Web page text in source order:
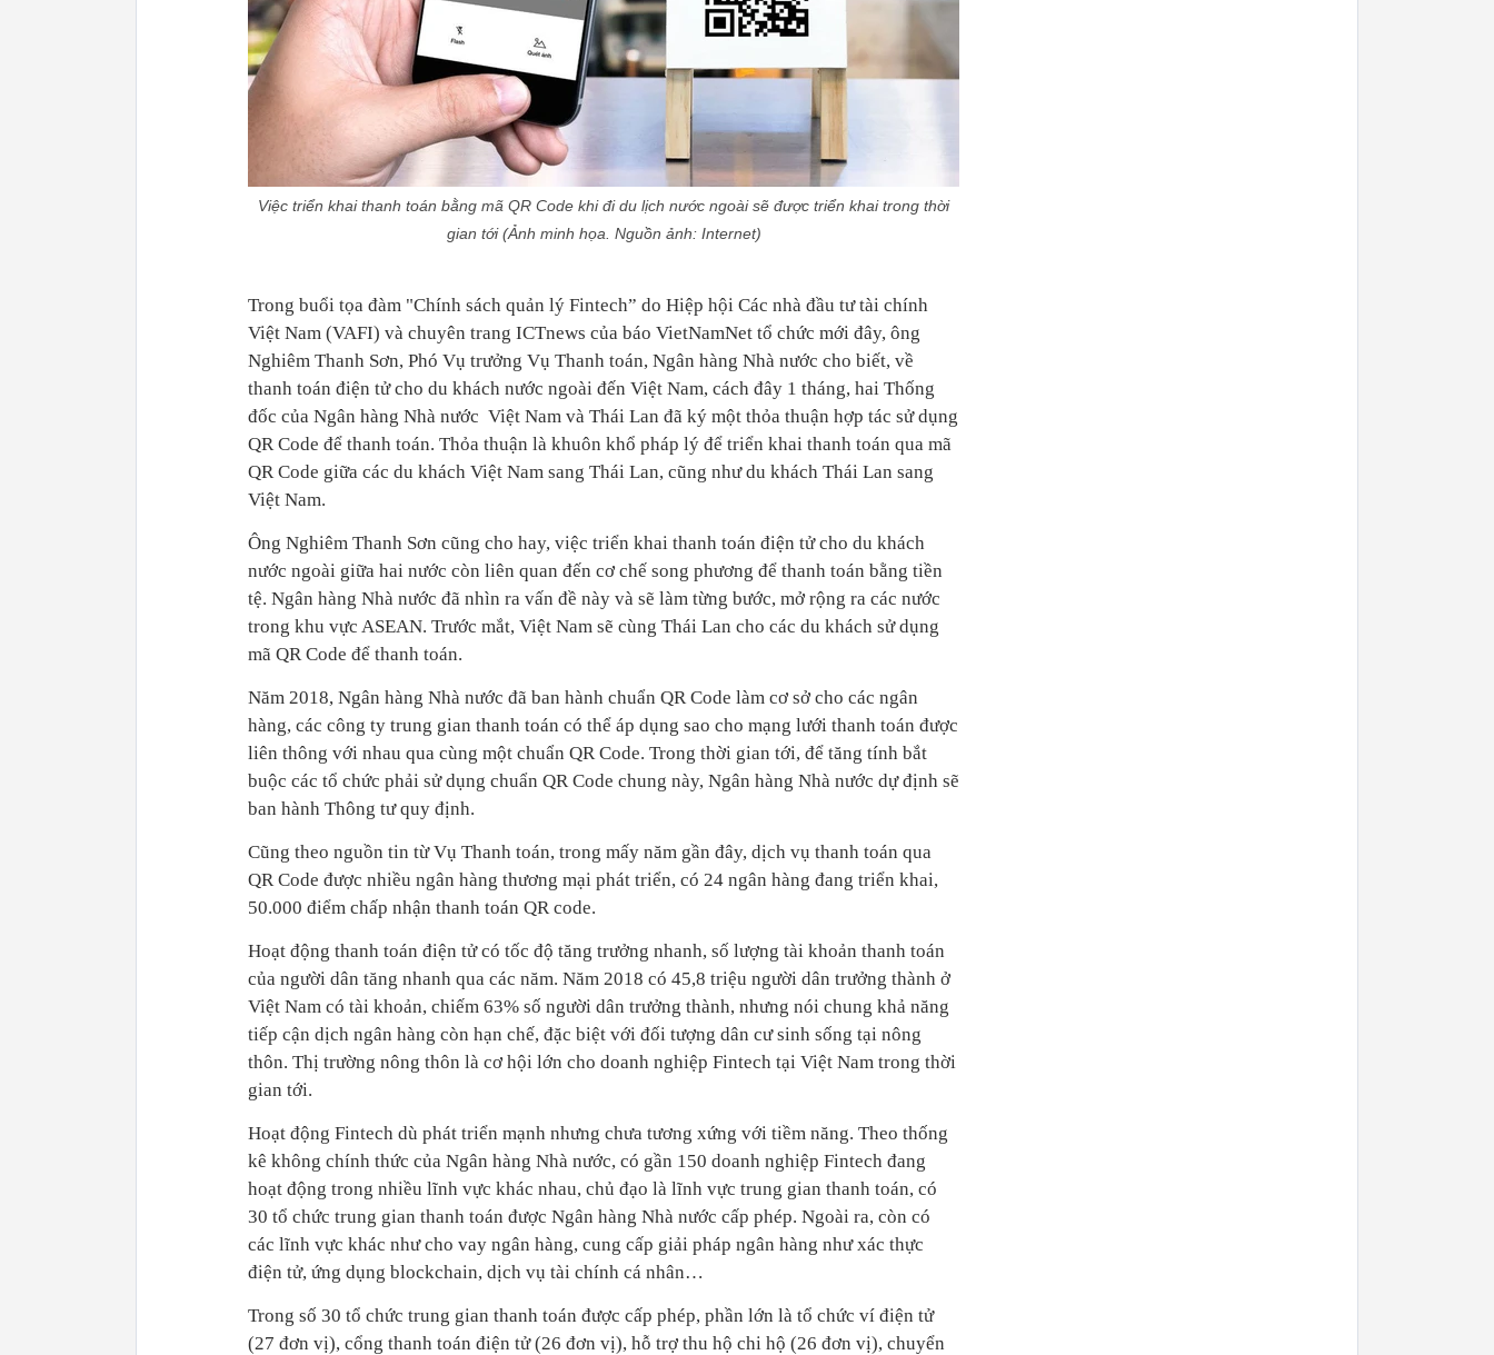
Việc triển khai thanh toán bằng mã QR Code khi đi du lịch nước ngoài sẽ được triển khai trong thời
gian tới (Ảnh minh họa. Nguồn ảnh: Internet)
Trong buổi tọa đàm "Chính sách quản lý Fintech” do Hiệp hội Các nhà đầu tư tài chính
Việt Nam (VAFI) và chuyên trang ICTnews của báo VietNamNet tổ chức mới đây, ông
Nghiêm Thanh Sơn, Phó Vụ trưởng Vụ Thanh toán, Ngân hàng Nhà nước cho biết, về
thanh toán điện tử cho du khách nước ngoài đến Việt Nam, cách đây 1 tháng, hai Thống
đốc của Ngân hàng Nhà nước Việt Nam và Thái Lan đã ký một thỏa thuận hợp tác sử dụng
QR Code để thanh toán. Thỏa thuận là khuôn khổ pháp lý để triển khai thanh toán qua mã
QR Code giữa các du khách Việt Nam sang Thái Lan, cũng như du khách Thái Lan sang
Việt Nam.
Ông Nghiêm Thanh Sơn cũng cho hay, việc triển khai thanh toán điện tử cho du khách
nước ngoài giữa hai nước còn liên quan đến cơ chế song phương để thanh toán bằng tiền
tệ. Ngân hàng Nhà nước đã nhìn ra vấn đề này và sẽ làm từng bước, mở rộng ra các nước
trong khu vực ASEAN. Trước mắt, Việt Nam sẽ cùng Thái Lan cho các du khách sử dụng
mã QR Code để thanh toán.
Năm 2018, Ngân hàng Nhà nước đã ban hành chuẩn QR Code làm cơ sở cho các ngân
hàng, các công ty trung gian thanh toán có thể áp dụng sao cho mạng lưới thanh toán được
liên thông với nhau qua cùng một chuẩn QR Code. Trong thời gian tới, để tăng tính bắt
buộc các tổ chức phải sử dụng chuẩn QR Code chung này, Ngân hàng Nhà nước dự định sẽ
ban hành Thông tư quy định.
Cũng theo nguồn tin từ Vụ Thanh toán, trong mấy năm gần đây, dịch vụ thanh toán qua
QR Code được nhiều ngân hàng thương mại phát triển, có 24 ngân hàng đang triển khai,
50.000 điểm chấp nhận thanh toán QR code.
Hoạt động thanh toán điện tử có tốc độ tăng trưởng nhanh, số lượng tài khoản thanh toán
của người dân tăng nhanh qua các năm. Năm 2018 có 45,8 triệu người dân trưởng thành ở
Việt Nam có tài khoản, chiếm 63% số người dân trưởng thành, nhưng nói chung khả năng
tiếp cận dịch ngân hàng còn hạn chế, đặc biệt với đối tượng dân cư sinh sống tại nông
thôn. Thị trường nông thôn là cơ hội lớn cho doanh nghiệp Fintech tại Việt Nam trong thời
gian tới.
Hoạt động Fintech dù phát triển mạnh nhưng chưa tương xứng với tiềm năng. Theo thống
kê không chính thức của Ngân hàng Nhà nước, có gần 150 doanh nghiệp Fintech đang
hoạt động trong nhiều lĩnh vực khác nhau, chủ đạo là lĩnh vực trung gian thanh toán, có
30 tổ chức trung gian thanh toán được Ngân hàng Nhà nước cấp phép. Ngoài ra, còn có
các lĩnh vực khác như cho vay ngân hàng, cung cấp giải pháp ngân hàng như xác thực
điện tử, ứng dụng blockchain, dịch vụ tài chính cá nhân…
Trong số 30 tổ chức trung gian thanh toán được cấp phép, phần lớn là tổ chức ví điện tử
(27 đơn vị), cổng thanh toán điện tử (26 đơn vị), hỗ trợ thu hộ chi hộ (26 đơn vị), chuyển